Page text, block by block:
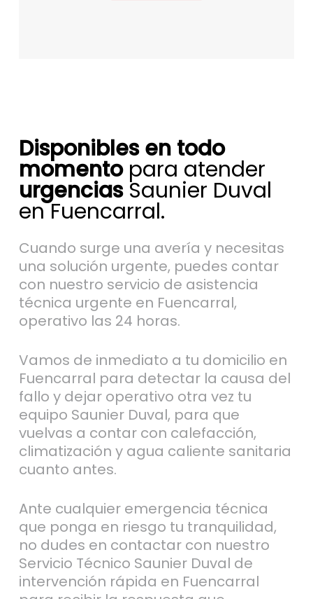
Disponibles en todo
momentopara atender
urgenciasSaunier Duval
en Fuencarral.
Cuando surge una avería y necesitas
una solución urgente, puedes contar
con nuestro servicio de asistencia
técnica urgente en Fuencarral,
operativo las 24 horas.
Vamos de inmediato a tu domicilio en
Fuencarral para detectar la causa del
fallo y dejar operativo otra vez tu
equipo Saunier Duval, para que
vuelvas a contar con calefacción,
climatización y agua caliente sanitaria
cuanto antes.
Ante cualquier emergencia técnica
que ponga en riesgo tu tranquilidad,
no dudes en contactar con nuestro
Servicio Técnico Saunier Duval de
intervención rápida en Fuencarral